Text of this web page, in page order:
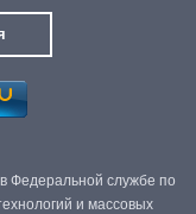
Федеральной службе по
и массовых